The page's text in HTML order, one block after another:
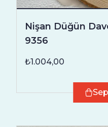
Nişan Düğün
9356
₺1.004,00